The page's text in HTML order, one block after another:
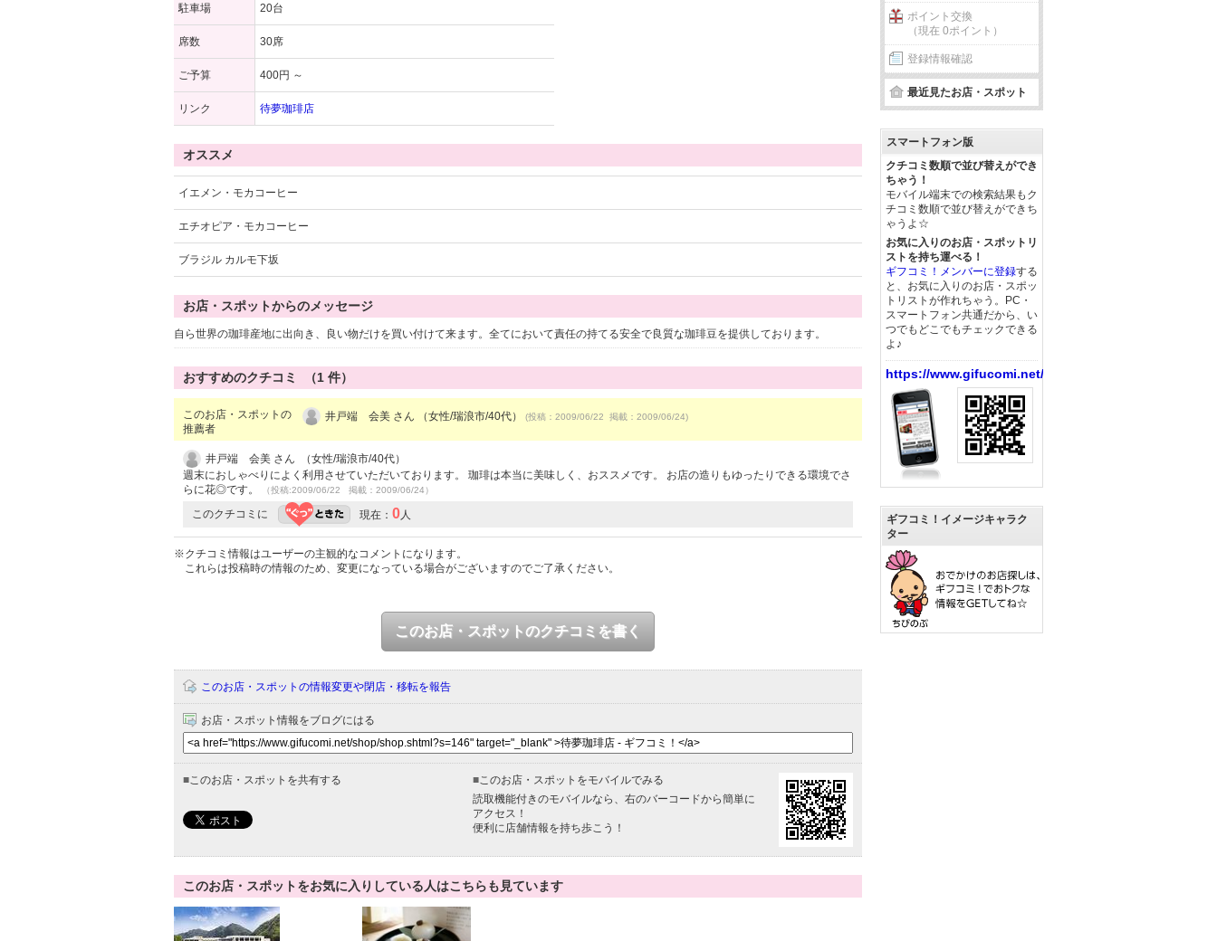
駐車場 20台
席数 30席
ご予算 400円 ～
リンク 待夢珈琲店
オススメ
イエメン・モカコーヒー
エチオピア・モカコーヒー
ブラジル カルモ下坂
お店・スポットからのメッセージ
自ら世界の珈琲産地に出向き、良い物だけを買い付けて来ます。全てにおいて責任の持てる安全で良質な珈琲豆を提供しております。
おすすめのクチコミ （1 件）
このお店・スポットの
推薦者
井戸端 会美 さん （女性/瑞浪市/40代） (投稿：2009/06/22 掲載：2009/06/24)
井戸端 会美 さん （女性/瑞浪市/40代）
週末におしゃべりによく利用させていただいております。 珈琲は本当に美味しく、おススメです。 お店の造りもゆったりできる環境でさ
らに花◎です。
（投稿:2009/06/22 掲載：2009/06/24）
このクチコミに 現在： 0人
※クチコミ情報はユーザーの主観的なコメントになります。
これらは投稿時の情報のため、変更になっている場合がございますのでご了承ください。
このお店・スポットのクチコミを書く
このお店・スポットの情報変更や閉店・移転を報告
お店・スポット情報をブログにはる
■このお店・スポットを共有する ■このお店・スポットをモバイルでみる
読取機能付きのモバイルなら、右のバーコードから簡単に
アクセス！
便利に店舗情報を持ち歩こう！
このお店・スポットをお気に入りしている人はこちらも見ています
ポイント交換
（現在 0ポイント）
登録情報確認
最近見たお店・スポット
スマートフォン版
クチコミ数順で並び替えができ
ちゃう！
モバイル端末での検索結果もク
チコミ数順で並び替えができち
ゃうよ☆
お気に入りのお店・スポットリ
ストを持ち運べる！
ギフコミ！メンバーに登録する
と、お気に入りのお店・スポッ
トリストが作れちゃう。PC・
スマートフォン共通だから、い
つでもどこでもチェックできる
よ♪
https://www.gifucomi.net/
ギフコミ！イメージキャラク
ター